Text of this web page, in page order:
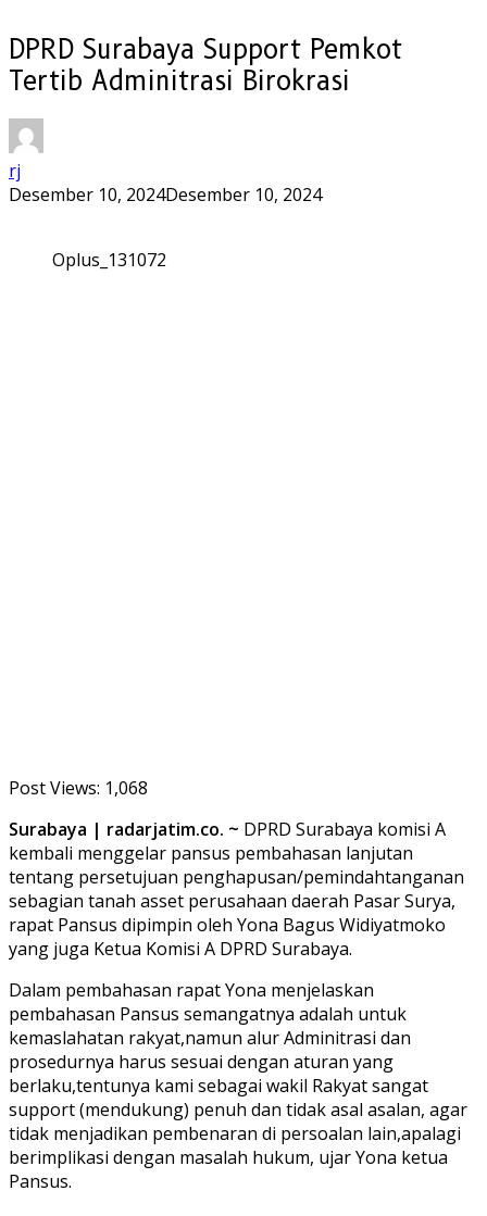
DPRD Surabaya Support Pemkot
Tertib Adminitrasi Birokrasi
rj
Desember 10, 2024Desember 10, 2024
Oplus_131072
Post Views: 1,068
Surabaya | radarjatim.co. ~ DPRD Surabaya komisi A
kembali menggelar pansus pembahasan lanjutan
tentang persetujuan penghapusan/pemindahtanganan
sebagian tanah asset perusahaan daerah Pasar Surya,
rapat Pansus dipimpin oleh Yona Bagus Widiyatmoko
yang juga Ketua Komisi A DPRD Surabaya.
Dalam pembahasan rapat Yona menjelaskan
pembahasan Pansus semangatnya adalah untuk
kemaslahatan rakyat,namun alur Adminitrasi dan
prosedurnya harus sesuai dengan aturan yang
berlaku,tentunya kami sebagai wakil Rakyat sangat
support (mendukung) penuh dan tidak asal asalan, agar
tidak menjadikan pembenaran di persoalan lain,apalagi
berimplikasi dengan masalah hukum, ujar Yona ketua
Pansus.